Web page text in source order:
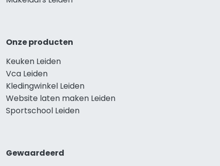
Onze producten
Keuken Leiden
Vca Leiden
Kledingwinkel Leiden
Website laten maken Leiden
Sportschool Leiden
Gewaardeerd